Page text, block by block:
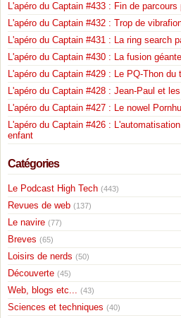
L'apéro du Captain #433 : Fin de
L'apéro du Captain #432 : Trop de
L'apéro du Captain #431 : La ring search
L'apéro du Captain #430 : La fusion
L'apéro du Captain #429 : Le PQ-Thon
L'apéro du Captain #428 : Jean-Paul et
L'apéro du Captain #427 : Le nowel
L'apéro du Captain #426 :
enfant
Catégories
Le Podcast High Tech (443)
Revues de web (137)
Le navire (77)
Breves (65)
Loisirs de nerds (50)
Découverte (45)
Web, blogs etc... (43)
Sciences et techniques (40)